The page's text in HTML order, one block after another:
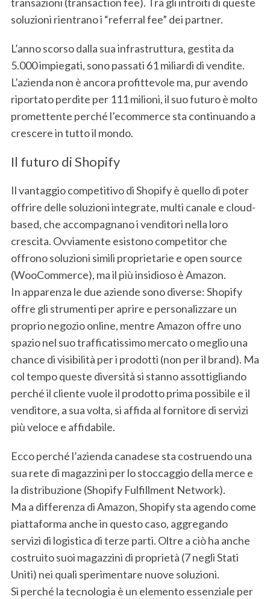
soluzioni rientrano i “referral fee” dei partner.
L’anno scorso dalla sua infrastruttura, gestita da
5.000 impiegati, sono passati 61 miliardi di vendite.
L’azienda non è ancora profittevole ma, pur avendo
riportato perdite per 111 milioni, il suo futuro è molto
promettente perché l’ecommerce sta continuando a
crescere in tutto il mondo.
Il futuro di Shopify
Il vantaggio competitivo di Shopify è quello di poter
offrire delle soluzioni integrate, multi canale e cloud-
based, che accompagnano i venditori nella loro
crescita. Ovviamente esistono competitor che
offrono soluzioni simili proprietarie e open source
(WooCommerce), ma il più insidioso è Amazon.
In apparenza le due aziende sono diverse: Shopify
offre gli strumenti per aprire e personalizzare un
proprio negozio online, mentre Amazon offre uno
spazio nel suo trafficatissimo mercato o meglio una
chance di visibilità per i prodotti (non per il brand). Ma
col tempo queste diversità si stanno assottigliando
perché il cliente vuole il prodotto prima possibile e il
venditore, a sua volta, si affida al fornitore di servizi
più veloce e affidabile.
Ecco perché l’azienda canadese sta costruendo una
sua rete di magazzini per lo stoccaggio della merce e
la distribuzione (Shopify Fulfillment Network).
Ma a differenza di Amazon, Shopify sta agendo come
piattaforma anche in questo caso, aggregando
servizi di logistica di terze parti. Oltre a ciò ha anche
costruito suoi magazzini di proprietà (7 negli Stati
Uniti) nei quali sperimentare nuove soluzioni.
Si perché la tecnologia è un elemento essenziale per